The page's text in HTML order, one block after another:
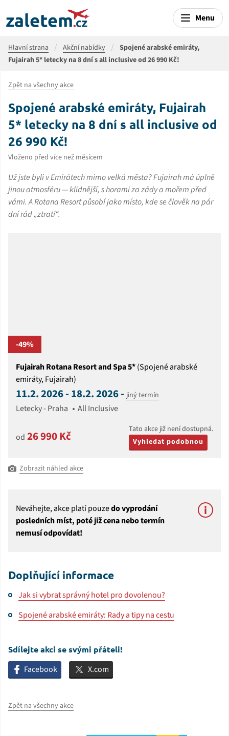
Menu
Hlavní strana Akční nabídky
Spojené arabské emiráty,
Fujairah 5* letecky na 8 dní s all inclusive od 26 990 Kč!
Zpět na všechny akce
Spojené arabské emiráty, Fujairah
5* letecky na 8 dní s all inclusive od
26 990 Kč!
Vloženo před více než měsícem
Už jste byli v Emirátech mimo velká města? Fujairah má úplně
jinou atmosféru — klidnější, s horami za zády a mořem před
vámi. A Rotana Resort působí jako místo, kde se člověk na pár
dní rád „ztratí“.
-49%
Fujairah Rotana Resort and Spa 5*(Spojené arabské
emiráty, Fujairah)
11.2. 2026 - 18.2. 2026 - jiný termín
Letecky - Praha All Inclusive
od 26 990 Kč
Tato akce již není dostupná.
Vyhledat podobnou
Zobrazit náhled akce
Neváhejte, akce platí pouzedo vyprodání
posledních míst, poté již cena nebo termín
nemusí odpovídat!
Doplňující informace
Jak si vybrat správný hotel pro dovolenou?
Spojené arabské emiráty: Rady a tipy na cestu
Sdílejte akci se svými přáteli!
Facebook X.com
Zpět na všechny akce